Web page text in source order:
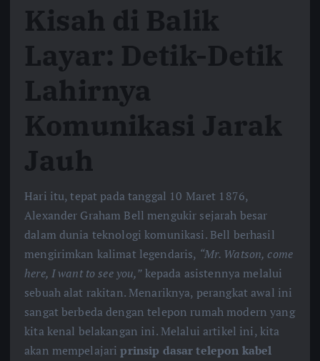
Kisah di Balik
Layar: Detik-Detik
Lahirnya
Komunikasi Jarak
Jauh
Hari itu, tepat pada tanggal 10 Maret 1876,
Alexander Graham Bell mengukir sejarah besar
dalam dunia teknologi komunikasi. Bell berhasil
mengirimkan kalimat legendaris, “Mr. Watson, come
here, I want to see you,”kepada asistennya melalui
sebuah alat rakitan. Menariknya, perangkat awal ini
sangat berbeda dengan telepon rumah modern yang
kita kenal belakangan ini. Melalui artikel ini, kita
akan mempelajariprinsip dasar telepon kabel